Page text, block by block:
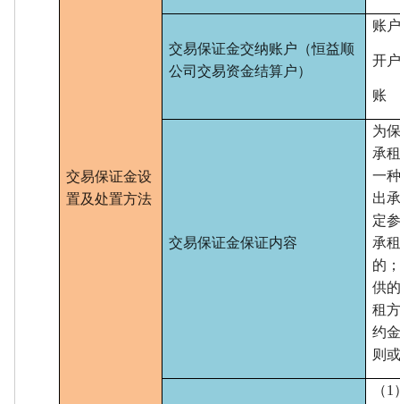
交易保证金设
置及处置方法
交易保证金交纳账户（恒益顺
公司交易资金结算户）
账
开
账
交易保证金保证内容
为
承
一
出
定
承
的
供
租
约
则
（1